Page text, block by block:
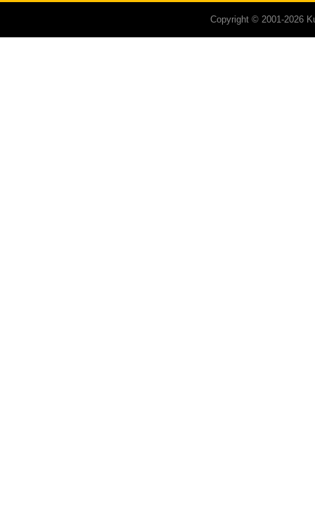
Copyright © 2001-2026